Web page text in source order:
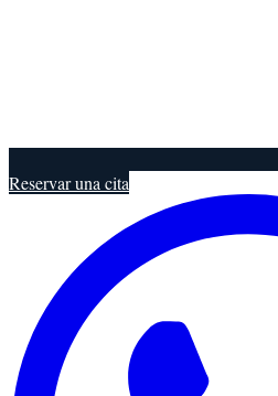
Reservar una cita